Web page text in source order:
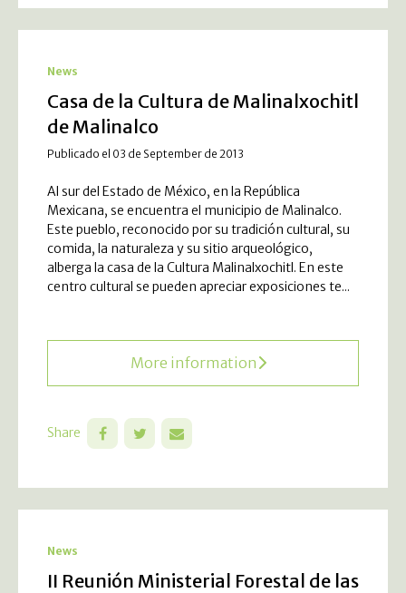
News
Casa de la Cultura de Malinalxochitl
de Malinalco
Publicado el 03 de September de 2013
Al sur del Estado de México, en la República
Mexicana, se encuentra el municipio de Malinalco.
Este pueblo, reconocido por su tradición cultural, su
comida, la naturaleza y su sitio arqueológico,
alberga la casa de la Cultura Malinalxochitl. En este
centro cultural se pueden apreciar exposiciones te...
More information
Share
News
II Reunión Ministerial Forestal de las